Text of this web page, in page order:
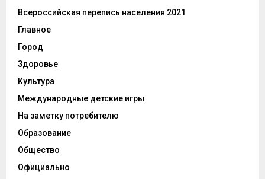
Всероссийская перепись населения 2021
Главное
Город
Здоровье
Культура
Международные детские игры
На заметку потребителю
Образование
Общество
Официально